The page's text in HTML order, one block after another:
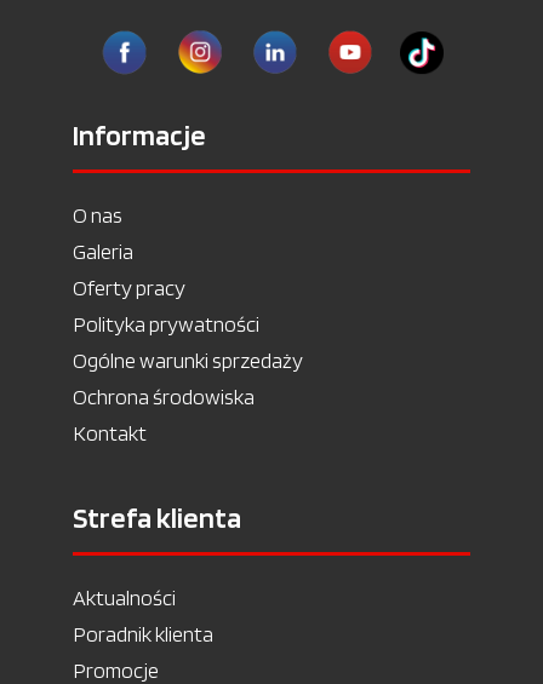
Informacje
O nas
Galeria
Oferty pracy
Polityka prywatności
Ogólne warunki sprzedaży
Ochrona środowiska
Kontakt
Strefa klienta
Aktualności
Poradnik klienta
Promocje